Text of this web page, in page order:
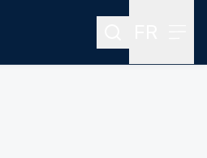
Rechercher